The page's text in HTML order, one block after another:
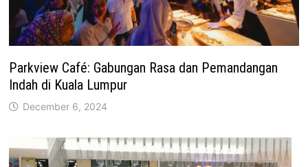
Parkview Café: Gabungan Rasa dan Pemandangan
Indah di Kuala Lumpur
December 6, 2024